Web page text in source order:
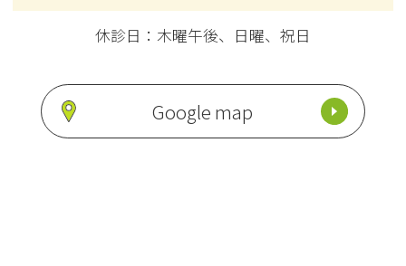
休診日：木曜午後、日曜、祝日
Google map